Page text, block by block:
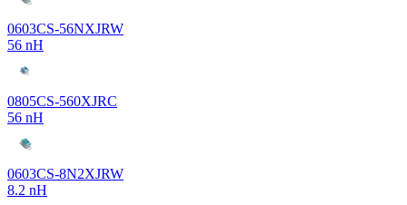
0603CS-56NXJRW
56 nH
0805CS-560XJRC
56 nH
0603CS-8N2XJRW
8.2 nH